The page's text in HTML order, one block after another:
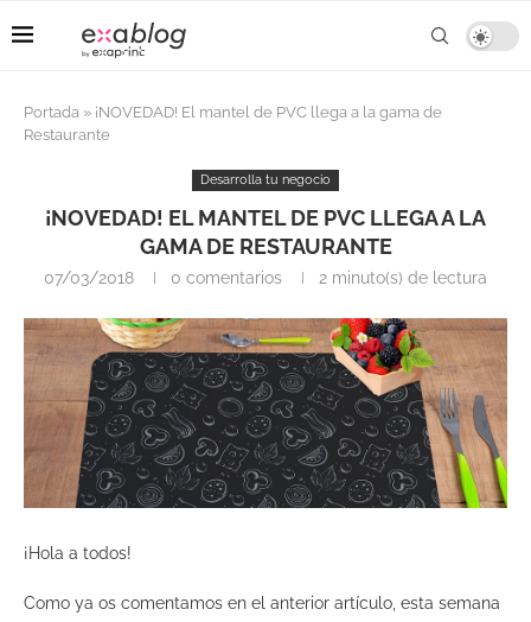
Portada » ¡NOVEDAD! El mantel de PVC llega a la gama de
Restaurante
Desarrolla tu negocio
¡NOVEDAD! EL MANTEL DE PVC LLEGA A LA
GAMA DE RESTAURANTE
07/03/2018 0 comentarios 2 minuto(s) de lectura
¡Hola a todos!
Como ya os comentamos en el anterior artículo, esta semana